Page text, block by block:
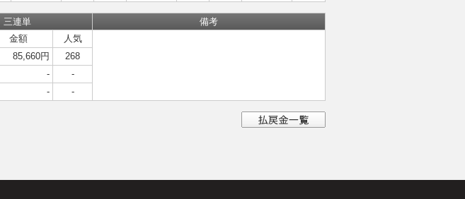
三連単
備考
金額
人気
85,660円
268
-
-
- -